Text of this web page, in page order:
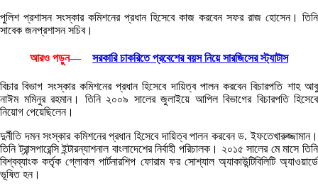
পুলিশ প্রশাসন সংস্কার কমিশনের প্রধান হিসেবে কাজ করবেন সফর রাজ হোসেন। তিনি
সাবেক জনপ্রশাসন সচিব।
আরও পড়ুন— সরকারি চাকরিতে প্রবেশের বয়স নিয়ে সারজিসের স্ট্যাটাস
বিচার বিভাগ সংস্কার কমিশনের প্রধান হিসেবে দায়িত্ব পালন করবেন বিচারপতি শাহ আবু
নাঈম মমিনুর রহমান। তিনি ২০০৯ সালের জুলাইয়ে আপিল বিভাগের বিচারপতি হিসেবে
নিয়োগ পেয়েছিলেন।
দুর্নীতি দমন সংস্কার কমিশনের প্রধান হিসেবে দায়িত্ব পালন করবেন ড. ইফতেখারুজ্জামান।
তিনি ট্রান্সপারেন্সি ইন্টারন্যাশনাল বাংলাদেশের নির্বাহী পরিচালক। ২০১৫ সালের মে মাসে তিনি
বিশ্বব্যাংক কর্তৃক গ্লোবাল পার্টনারশিপ ফোরাম ফর সোশ্যাল অ্যাকাউন্টিবিলিটি অ্যাওয়ার্ডে
ভূষিত হন।